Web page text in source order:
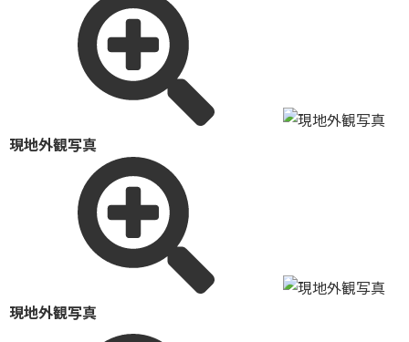
現地外観写真
現地外観写真